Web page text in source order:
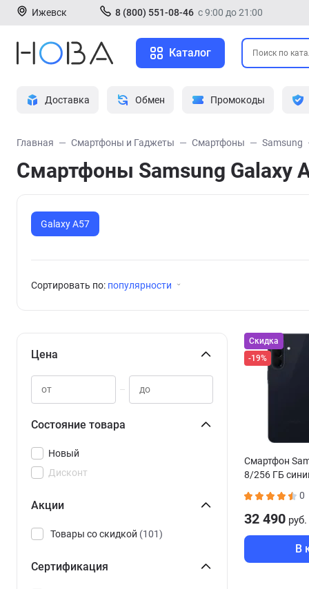
Ижевск 8 (800) 551-08-46 с 9:00 до 21:00
Каталог
Доставка Обмен Промокоды
Главная Смартфоны и Гаджеты Смартфоны Samsung
Смартфоны Samsung Galaxy
Galaxy A57
Сортировать по: популярности
Цена
–
Состояние товара
Новый
Дисконт
Акции
Товары со скидкой (101)
Сертификация
Скидка
-19%
Смартфон
8/256 ГБ
0
32 490 руб.
В